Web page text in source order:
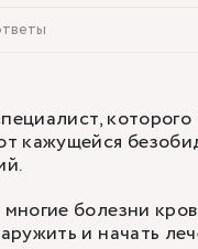
кажущейся
болезни
и начать